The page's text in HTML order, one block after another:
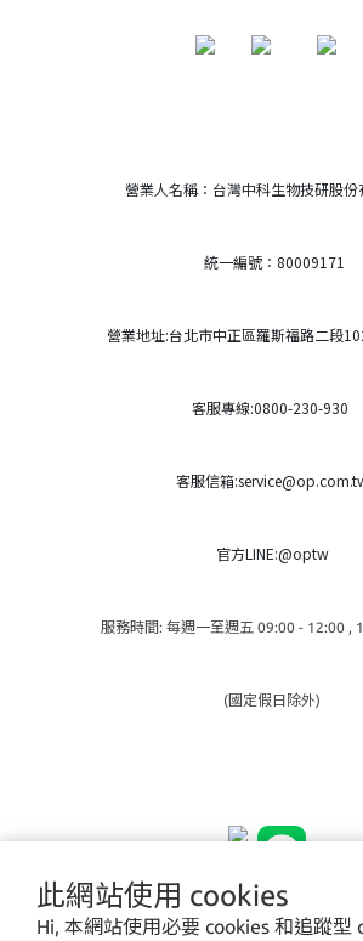
此網站使用 cookies
Hi, 本網站使用必要 cookies 和追蹤型
營業人名稱：台灣中科生物技研股份
統一編號：80009171
營業地址:台北市中正區羅斯福路二段
客服專線:0800-230-930
客服信箱
官方LINE:@optw
服務時間: 每週一至週五 09:00 - 12:00 ,
(國定假日除外)